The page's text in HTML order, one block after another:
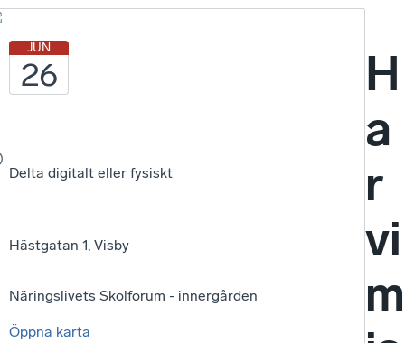
H
a
r
vi
m
JUN
26
Delta digitalt eller fysiskt
Hästgatan 1, Visby
Näringslivets Skolforum - innergården
Öppna karta